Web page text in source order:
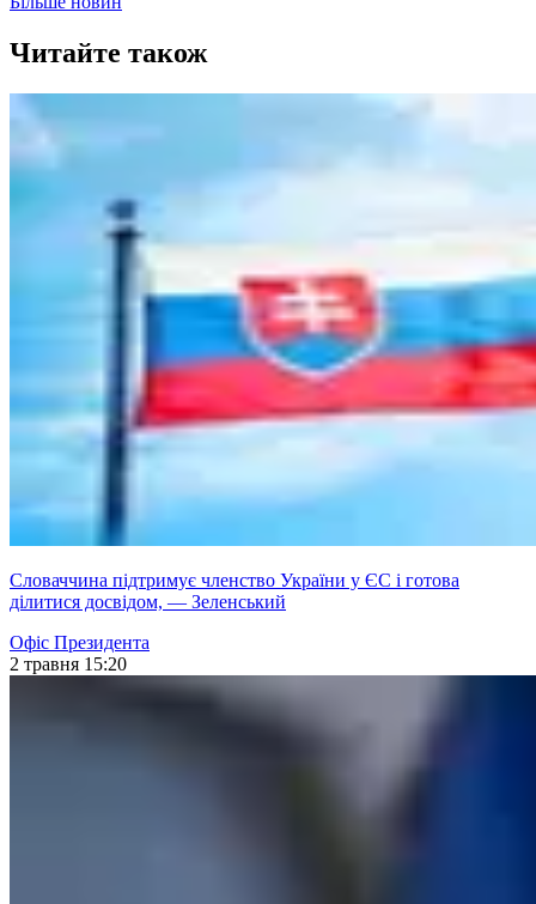
Читайте також
Словаччина підтримує членство України у ЄС і готова
ділитися досвідом, — Зеленський
Офіс Президента
2 травня 15:20